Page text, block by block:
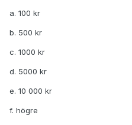
a. 100 kr
b. 500 kr
c. 1000 kr
d. 5000 kr
e. 10 000 kr
f. högre